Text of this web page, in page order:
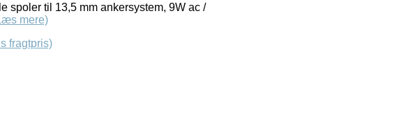
spoler til 13,5 mm ankersystem, 9W ac /
mere)
fragtpris)